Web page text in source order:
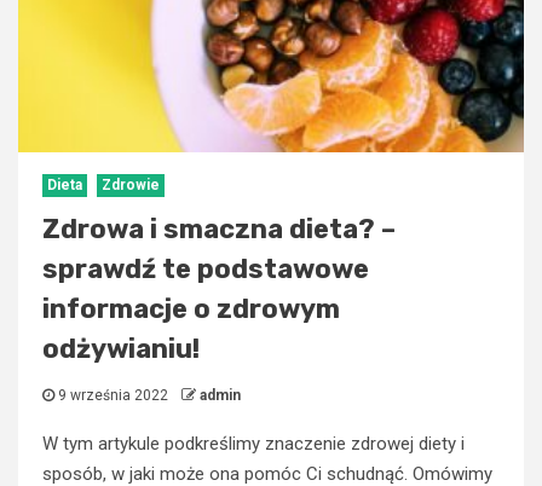
Dieta Zdrowie
Zdrowa i smaczna dieta? –
sprawdź te podstawowe
informacje o zdrowym
odżywianiu!
9 września 2022 admin
W tym artykule podkreślimy znaczenie zdrowej diety i
sposób, w jaki może ona pomóc Ci schudnąć. Omówimy